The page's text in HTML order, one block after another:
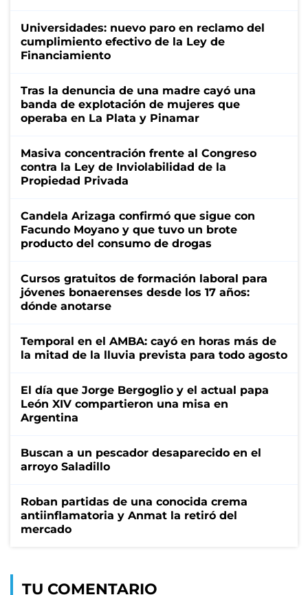
Universidades: nuevo paro en reclamo del
cumplimiento efectivo de la Ley de
Financiamiento
Tras la denuncia de una madre cayó una
banda de explotación de mujeres que
operaba en La Plata y Pinamar
Masiva concentración frente al Congreso
contra la Ley de Inviolabilidad de la
Propiedad Privada
Candela Arizaga confirmó que sigue con
Facundo Moyano y que tuvo un brote
producto del consumo de drogas
Cursos gratuitos de formación laboral para
jóvenes bonaerenses desde los 17 años:
dónde anotarse
Temporal en el AMBA: cayó en horas más de
la mitad de la lluvia prevista para todo agosto
El día que Jorge Bergoglio y el actual papa
León XIV compartieron una misa en
Argentina
Buscan a un pescador desaparecido en el
arroyo Saladillo
Roban partidas de una conocida crema
antiinflamatoria y Anmat la retiró del
mercado
TU COMENTARIO